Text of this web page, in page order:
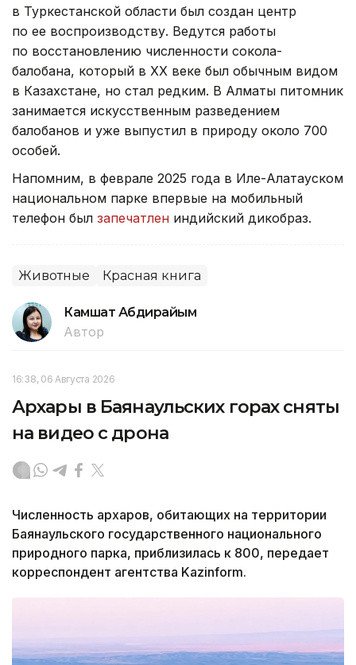
в Туркестанской области был создан центр
по ее воспроизводству. Ведутся работы
по восстановлению численности сокола-
балобана, который в XX веке был обычным видом
в Казахстане, но стал редким. В Алматы питомник
занимается искусственным разведением
балобанов и уже выпустил в природу около 700
особей.
Напомним, в феврале 2025 года в Иле-Алатауском
национальном парке впервые на мобильный
телефон был запечатлен индийский дикобраз.
Животные Красная книга
Камшат Абдирайым
Автор
16:38, 06 Августа 2026
Архары в Баянаульских горах сняты
на видео с дрона
Численность архаров, обитающих на территории
Баянаульского государственного национального
природного парка, приблизилась к 800, передает
корреспондент агентства Kazinform.